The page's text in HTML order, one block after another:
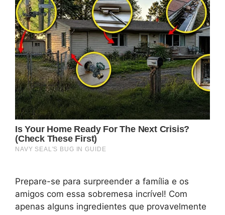
Prepare-se para surpreender a família e os
amigos com essa sobremesa incrível! Com
apenas alguns ingredientes que provavelmente